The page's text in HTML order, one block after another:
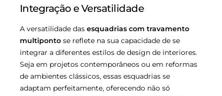
Integração e Versatilidade
A versatilidade das esquadrias com travamento
multiponto se reflete na sua capacidade de se
integrar a diferentes estilos de design de interiores.
Seja em projetos contemporâneos ou em reformas
de ambientes clássicos, essas esquadrias se
adaptam perfeitamente, oferecendo não só